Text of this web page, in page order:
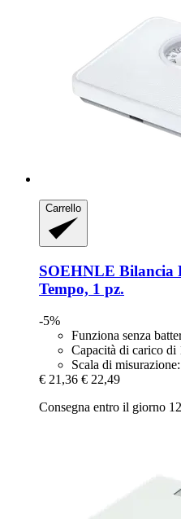
Carrello
SOEHNLE Bilancia
Tempo, 1 pz.
-5%
Funziona senza
Capacità di carico di
Scala di
€ 21,36 € 22,49
Consegna entro il giorno